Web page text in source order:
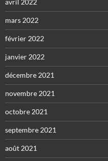
mars 2022
février 2022
janvier 2022
décembre 2021
novembre 2021
octobre 2021
septembre 2021
août 2021